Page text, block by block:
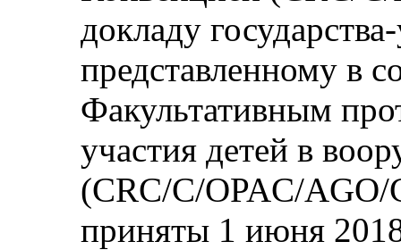
докладу
представленному в
Факультативным
участия детей в
(CRC/C/OPAC/
приняты 1 июня